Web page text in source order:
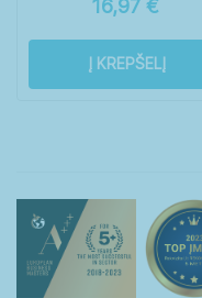
16,97 €
Į KREPŠELĮ